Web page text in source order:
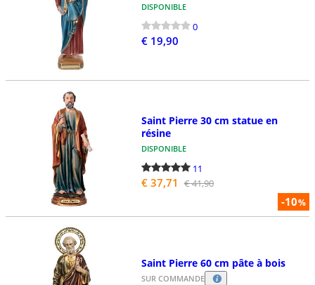
DISPONIBLE
0
€ 19,90
-10%
Saint Pierre 30 cm statue en
résine
DISPONIBLE
11
€ 37,71 € 41,90
Saint Pierre 60 cm pâte à bois
SUR COMMANDE